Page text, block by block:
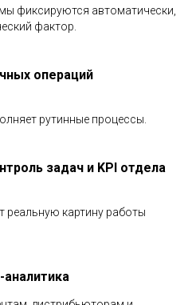
фиксируются автоматически,
фактор.
операций
рутинные процессы.
задач и KPI отдела
реальную картину работы